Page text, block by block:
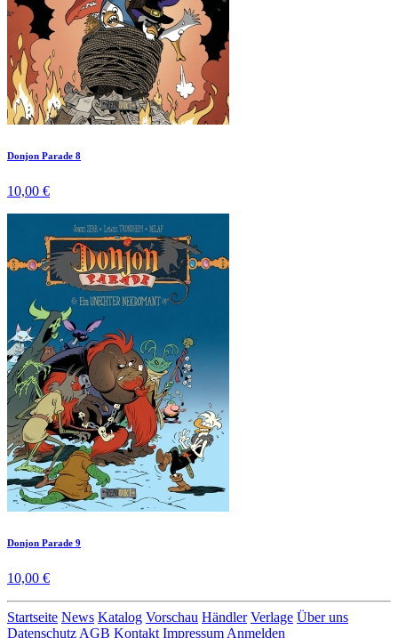
Donjon Parade 8
10,00 €
Donjon Parade 9
10,00 €
Startseite News Katalog Vorschau Händler Verlage Über uns
Datenschutz AGB Kontakt Impressum Anmelden